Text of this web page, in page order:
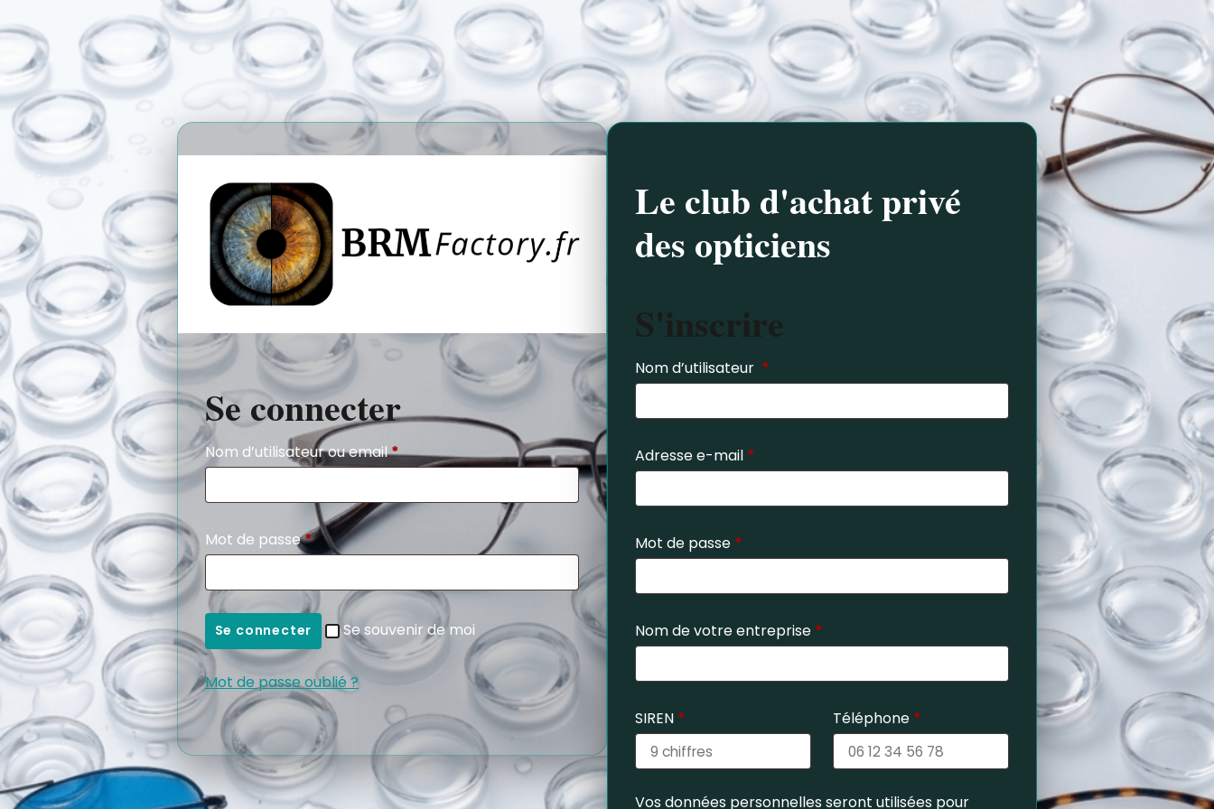
Se connecter
Nom d’utilisateur ou email*
Mot de passe*
Se connecter Se souvenir de moi
Mot de passe oublié ?
Le club d'achat privé
des opticiens
S'inscrire
Nom d’utilisateur *
Adresse e-mail *
Mot de passe *
Nom de votre entreprise *
SIREN * Téléphone *
Vos données personnelles seront utilisées pour